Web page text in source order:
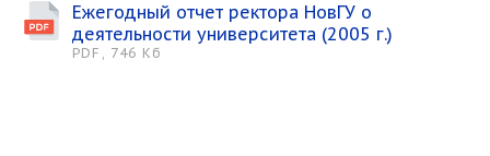
Ежегодный отчет ректора НовГУ о
деятельности университета (2005 г.)
PDF, 746 Кб